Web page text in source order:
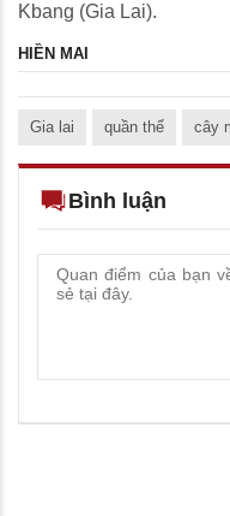
Kbang (Gia Lai).
HIỀN MAI
Gia lai quần thể cây
Bình luận